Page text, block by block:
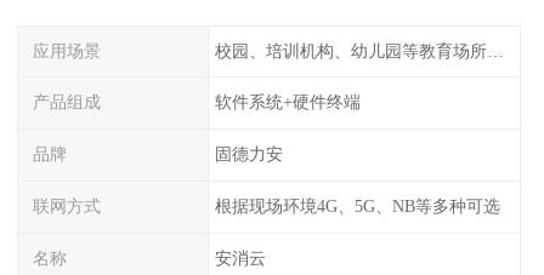
应用场景 校园、培训机构、幼儿园等教育场所人员密集场所消防安全监控管理系统
产品组成 软件系统+硬件终端
品牌 固德力安
联网方式 根据现场环境4G、5G、NB等多种可选
名称 安消云